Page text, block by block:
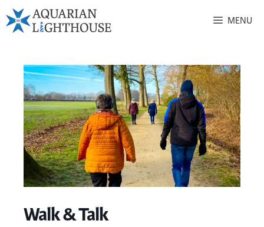
MENU
Walk & Talk